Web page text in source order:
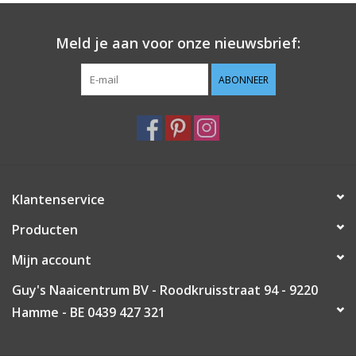
Meld je aan voor onze nieuwsbrief:
ABONNEER
Klantenservice
Producten
Mijn account
Guy's Naaicentrum BV - Roodkruisstraat 94 - 9220
Hamme - BE 0439 427 321